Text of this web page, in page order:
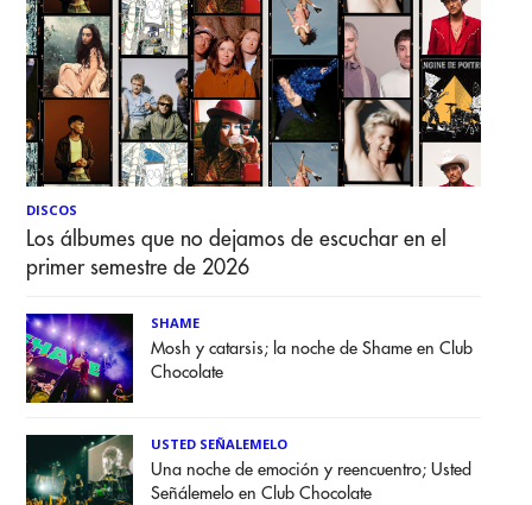
DISCOS
Los álbumes que no dejamos de escuchar en el
primer semestre de 2026
SHAME
Mosh y catarsis; la noche de Shame en Club
Chocolate
USTED SEÑALEMELO
Una noche de emoción y reencuentro; Usted
Señálemelo en Club Chocolate